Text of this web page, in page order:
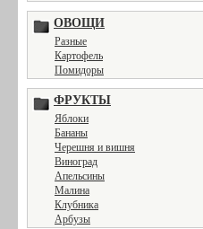
ОВОЩИ
Разные
Картофель
Помидоры
ФРУКТЫ
Яблоки
Бананы
Черешня и вишня
Виноград
Апельсины
Малина
Клубника
Арбузы